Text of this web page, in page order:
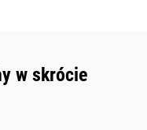
w skrócie